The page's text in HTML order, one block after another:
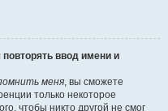
ввод имени и
меня, вы сможете
только некоторое
чтобы никто другой не смог